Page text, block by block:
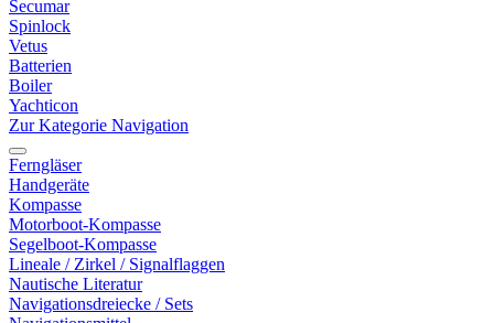
Secumar
Spinlock
Vetus
Batterien
Boiler
Yachticon
Zur Kategorie Navigation
Ferngläser
Handgeräte
Kompasse
Motorboot-Kompasse
Segelboot-Kompasse
Lineale / Zirkel / Signalflaggen
Nautische Literatur
Navigationsdreiecke / Sets